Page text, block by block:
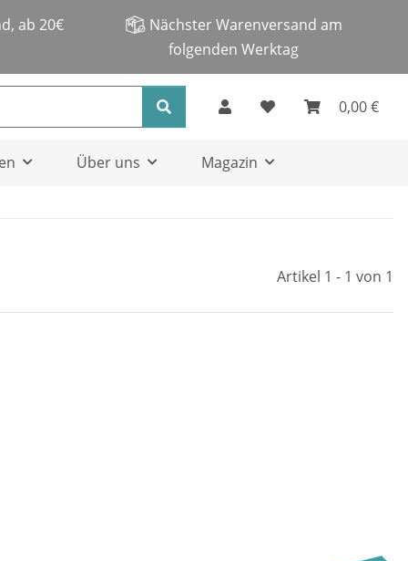
ab 20€
Nächster Warenversand am
folgenden Werktag
0,00 €
Über uns Magazin
Artikel 1 - 1 von 1